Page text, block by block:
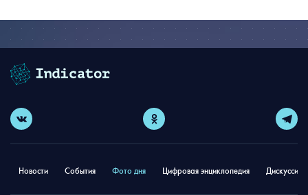
Новости События Фото дня Цифровая энциклопедия